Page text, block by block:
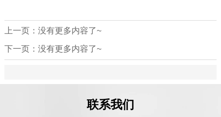
上一页：没有更多内容了~
下一页：没有更多内容了~
联系我们